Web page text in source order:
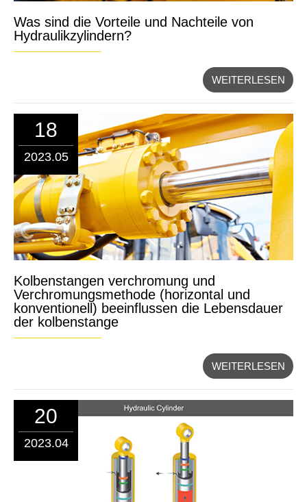
Was sind die Vorteile und Nachteile von
Hydraulikzylindern?
WEITERLESEN
18
2023.05
Kolbenstangen verchromung und
Verchromungsmethode (horizontal und
konventionell) beeinflussen die Lebensdauer
der kolbenstange
WEITERLESEN
20
2023.04